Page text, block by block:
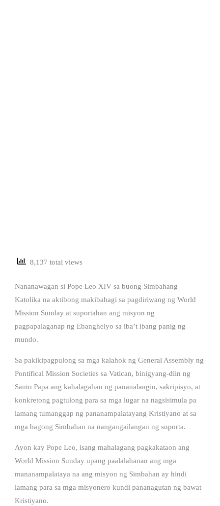
8,137 total views
Nananawagan si Pope Leo XIV sa buong Simbahang
Katolika na aktibong makibahagi sa pagdiriwang ng World
Mission Sunday at suportahan ang misyon ng
pagpapalaganap ng Ebanghelyo sa iba’t ibang panig ng
mundo.
Sa pakikipagpulong sa mga kalahok ng General Assembly ng
Pontifical Mission Societies sa Vatican, binigyang-diin ng
Santo Papa ang kahalagahan ng pananalangin, sakripisyo, at
konkretong pagtulong para sa mga lugar na nagsisimula pa
lamang tumanggap ng pananampalatayang Kristiyano at sa
mga bagong Simbahan na nangangailangan ng suporta.
Ayon kay Pope Leo, isang mahalagang pagkakataon ang
World Mission Sunday upang paalalahanan ang mga
mananampalataya na ang misyon ng Simbahan ay hindi
lamang para sa mga misyonero kundi pananagutan ng bawat
Kristiyano.